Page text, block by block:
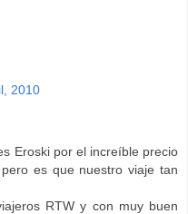
2010
Eroski por el increíble precio
es que nuestro viaje tan
RTW y con muy buen